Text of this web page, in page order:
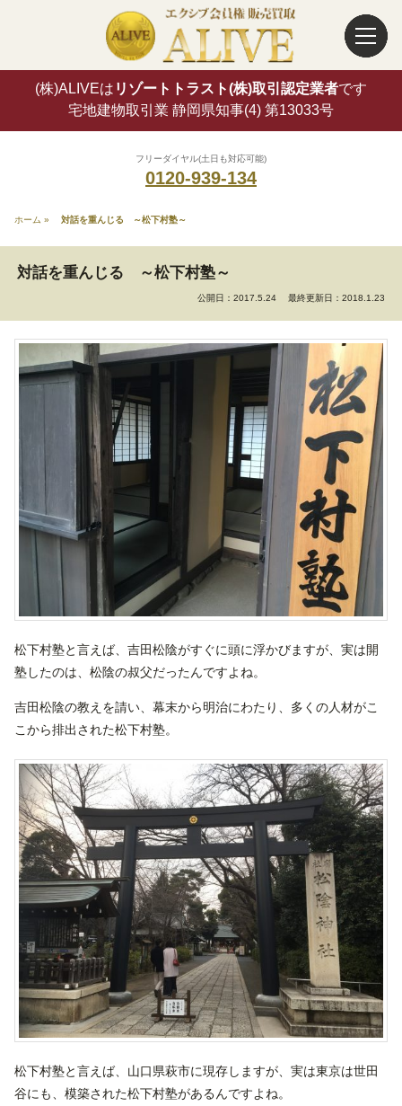
(株)ALIVEは リゾートトラスト(株)取引認定業者です
宅地建物取引業 静岡県知事(4) 第13033号
フリーダイヤル(土日も対応可能)
0120-939-134
ホーム » 対話を重んじる ～松下村塾～
対話を重んじる ～松下村塾～
公開日：2017.5.24 最終更新日：2018.1.23
松下村塾と言えば、吉田松陰がすぐに頭に浮かびますが、実は開
塾したのは、松陰の叔父だったんですよね。
吉田松陰の教えを請い、幕末から明治にわたり、多くの人材がこ
こから排出された松下村塾。
松下村塾と言えば、山口県萩市に現存しますが、実は東京は世田
谷にも、模築された松下村塾があるんですよね。